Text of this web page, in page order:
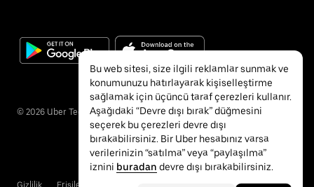
© 2026 Uber Technologies Inc.
Gizlilik Erişilebilirlik
Bu web sitesi, size ilgili reklamlar sunmak ve
konumunuzu hatırlayarak kişiselleştirme
sağlamak için üçüncü taraf çerezleri kullanır.
Aşağıdaki “Devre dışı bırak” düğmesini
seçerek bu çerezleri devre dışı
bırakabilirsiniz. Bir Uber hesabınız varsa
verilerinizin “satılma” veya “paylaşılma”
iznini buradan devre dışı bırakabilirsiniz.